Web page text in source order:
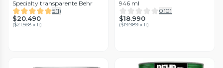
Specialty transparente Behr
5(1)
$20.490
($21.568 x lt)
946 ml
0(0)
$18.990
($19.989 x lt)